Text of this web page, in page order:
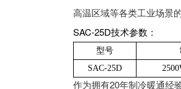
高温区域等各类工业场景
SAC-25D技术参数：
型号
SAC-25D
作为拥有20年制冷暖通经